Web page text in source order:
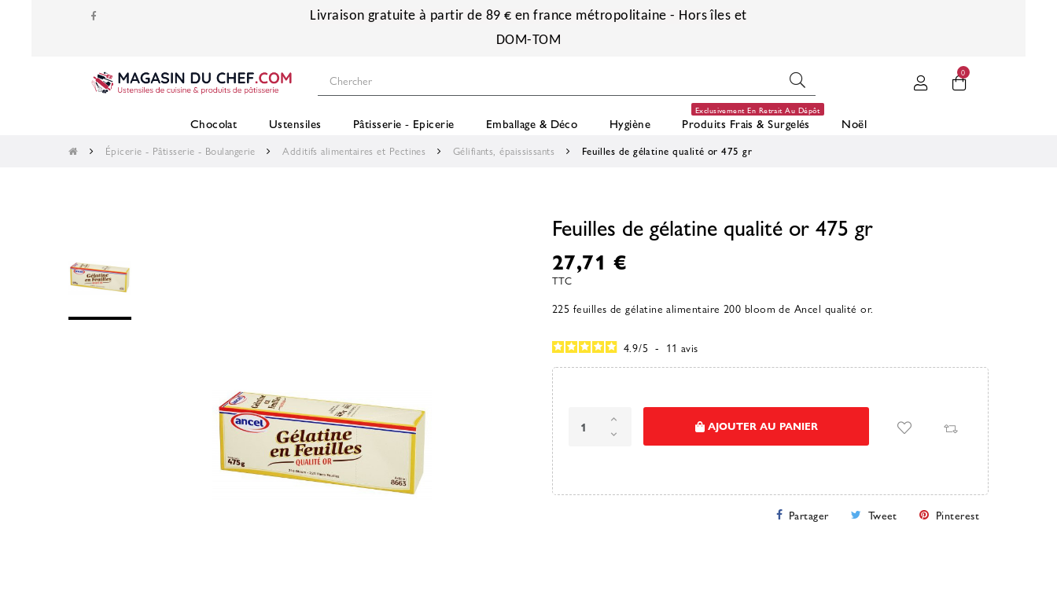
Livraison gratuite à partir de 89 € en france métropolitaine - Hors îles et
DOM-TOM
0
Chocolat Ustensiles Pâtisserie - Epicerie Emballage & Déco Hygiène Produits Frais & Surgelés
Exclusivement En Retrait Au Dépôt
Noël
Épicerie - Pâtisserie - Boulangerie Additifs alimentaires et Pectines Gélifiants, épaississants Feuilles de gélatine qualité or 475 gr
Feuilles de gélatine qualité or 475 gr
27,71 €
TTC
225 feuilles de gélatine alimentaire 200 bloom de Ancel qualité or.
4.9/5 - 11 avis
AJOUTER AU PANIER
Partager Tweet Pinterest